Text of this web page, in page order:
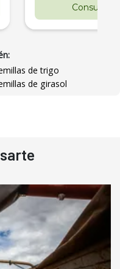
Consultar
de trigo
de girasol